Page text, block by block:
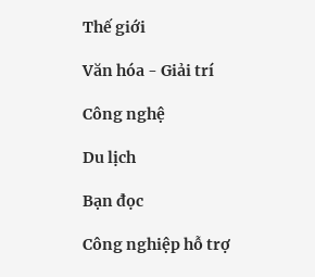
Thế giới
Văn hóa - Giải trí
Công nghệ
Du lịch
Bạn đọc
Công nghiệp hỗ trợ